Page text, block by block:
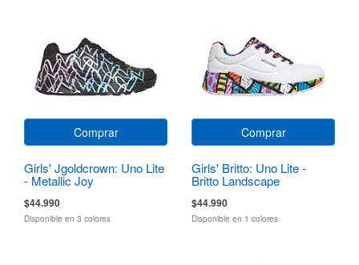
Comprar
Girls' Jgoldcrown: Uno Lite
- Metallic Joy
$44.990
Disponible en 3 colores
Comprar
Girls' Britto: Uno Lite -
Britto Landscape
$44.990
Disponible en 1 colores